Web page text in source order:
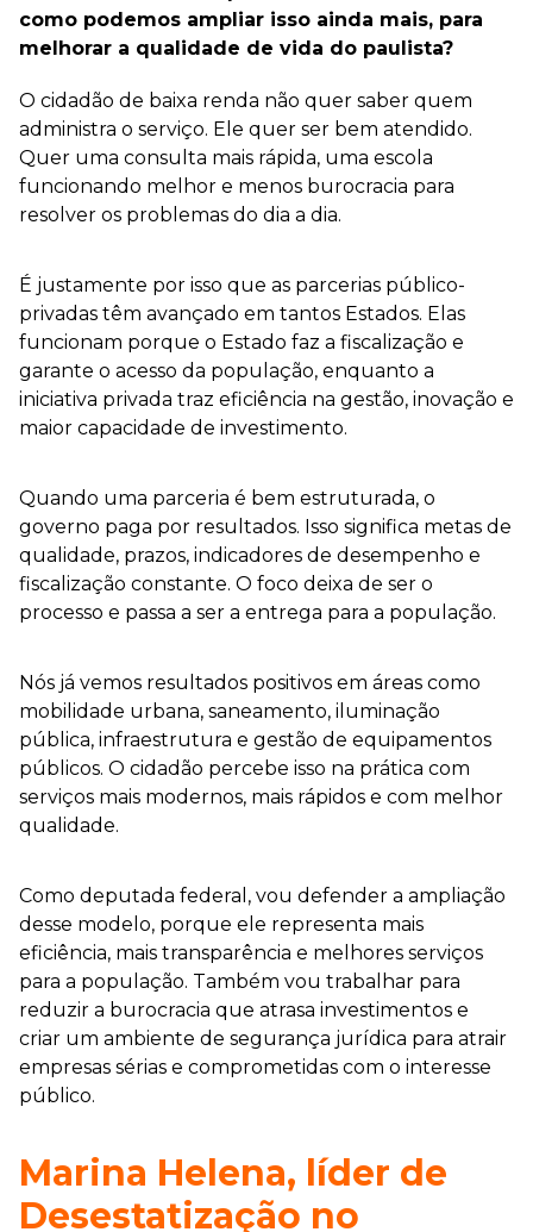
como podemos ampliar isso ainda mais, para
melhorar a qualidade de vida do paulista?
O cidadão de baixa renda não quer saber quem
administra o serviço. Ele quer ser bem atendido.
Quer uma consulta mais rápida, uma escola
funcionando melhor e menos burocracia para
resolver os problemas do dia a dia.
É justamente por isso que as parcerias público-
privadas têm avançado em tantos Estados. Elas
funcionam porque o Estado faz a fiscalização e
garante o acesso da população, enquanto a
iniciativa privada traz eficiência na gestão, inovação e
maior capacidade de investimento.
Quando uma parceria é bem estruturada, o
governo paga por resultados. Isso significa metas de
qualidade, prazos, indicadores de desempenho e
fiscalização constante. O foco deixa de ser o
processo e passa a ser a entrega para a população.
Nós já vemos resultados positivos em áreas como
mobilidade urbana, saneamento, iluminação
pública, infraestrutura e gestão de equipamentos
públicos. O cidadão percebe isso na prática com
serviços mais modernos, mais rápidos e com melhor
qualidade.
Como deputada federal, vou defender a ampliação
desse modelo, porque ele representa mais
eficiência, mais transparência e melhores serviços
para a população. Também vou trabalhar para
reduzir a burocracia que atrasa investimentos e
criar um ambiente de segurança jurídica para atrair
empresas sérias e comprometidas com o interesse
público.
Marina Helena, líder de
Desestatização no